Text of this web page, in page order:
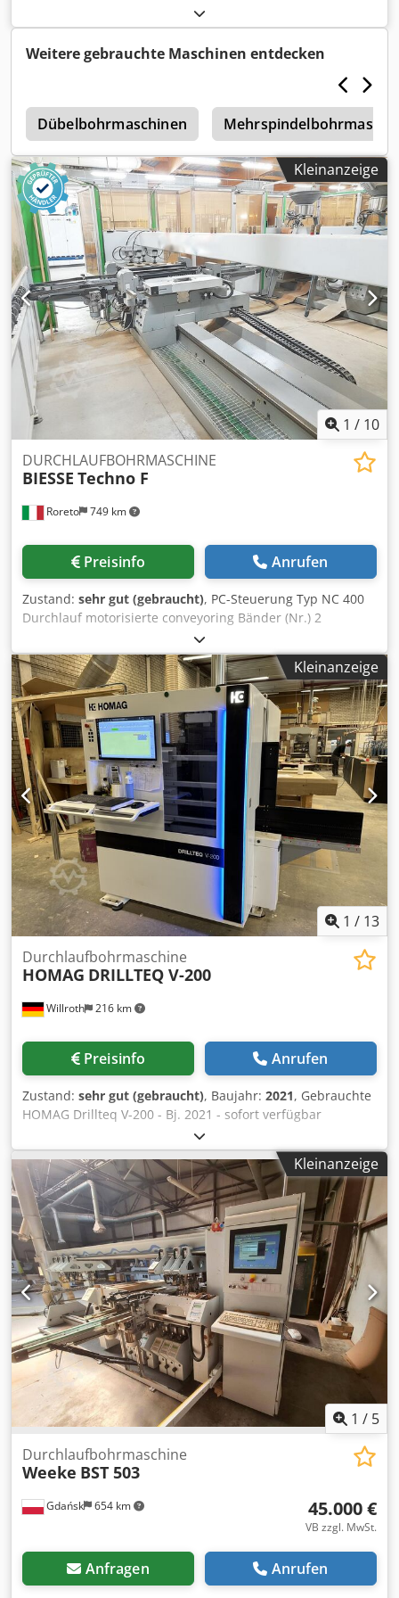
Preis versteht sich zzgl. MwSt. Dksdpfxjwtnluo Ag Dor
Weitere gebrauchte Maschinen entdecken
Dübelbohrmaschinen
Kleinanzeige
1 / 10
Roreto 749 km
DURCHLAUFBOHRMASCHINE
BIESSE Techno F
Preisinfo Anrufen
Zustand: sehr gut (gebraucht), PC-Steuerung Typ NC 400
Durchlauf motorisierte conveyoring Bänder (Nr.) 2
Horizontalen Bohrsupporte (Nr.) 2 Bohreinheiten für jeder
horizontale Bohrsupport (Nr.) 2 Spindeln für jede
horizontale Bohreinheiten (Nr.) 10 Max. Arbeitbreite (mm)
3200 - Min. arbeitbreite (mm) 205 (ca.) Unteren Vertikalen
Bohrsupporte (Nr.) 4 Bohreinheiten für jeder Unteren
Vertikalen Bohrsupporte (Nr.) 2 Oberen Vertikale
WerkstückSpanner (Nr.) 2 Digitalanzeige der
Positionsdaten (Acshe) Gesamtanschlusswert (Kw) 23.7 Die
CNC-Steuerung kontrolliert die Bewegung (X-Achse)
Horizont. Bohrsupporte Djdpfozk Eulsx Ag Dekr Die CNC-
Steuerung kontrolliert die Bewegung (Achse Y) der
Anschläge
Kleinanzeige
1 / 13
Willroth 216 km
Durchlaufbohrmaschine
HOMAG DRILLTEQ V-200
Preisinfo Anrufen
Zustand: sehr gut (gebraucht), Baujahr: 2021, Gebrauchte
HOMAG Drillteq V-200 - Bj. 2021 - sofort verfügbar
Dkodpfxszdvuvj Ag Der - Top Zustand - Werkzeuge können
mitgeliefert werden gegen Aufpreis. Bei Fragen gerne
melden.
Kleinanzeige
1 / 5
Gdańsk 654 km
Durchlaufbohrmaschine
Weeke BST 503
45.000 €
VB zzgl. MwSt.
Anfragen Anrufen